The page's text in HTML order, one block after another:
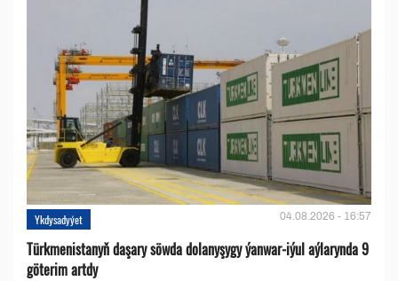
Ykdysadyýet 04.08.2026 - 16:57
Türkmenistanyň daşary söwda dolanyşygy ýanwar-iýul aýlarynda 9
göterim artdy